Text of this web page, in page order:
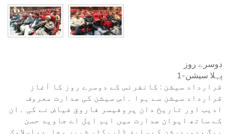
دوسرے روز
1-پہلا سیشن
قرارداد سیشن : کانفرنس کے دوسرے روز کا آغاز
قرارداد سیشن سے ہوا ۔اس سیشن کی صدارت معروف
ادیب اور تاریخ دان پروفیسر فاروق فیاض نے کی ۔ان
کے ساتھ ایوان صدارت میں ایم ایل اے جاوید حسن